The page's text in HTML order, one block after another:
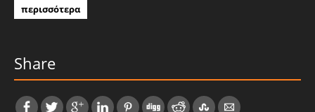
περισσότερα
Share